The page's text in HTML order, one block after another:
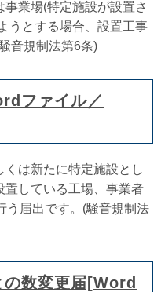
業場(特定施設が設置さ
うとする場合、設置工事
音規制法第6条)
ファイル／
は新たに特定施設とし
置している工場、事業者
う届出です。(騒音規制法
数変更届[Word